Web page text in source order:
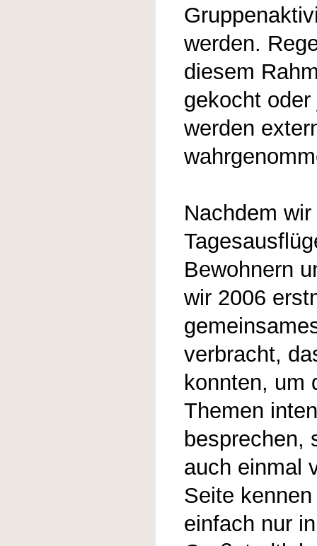
werden.
diesem
gekocht
werden
Nachdem
Bewohnern
wir 2006
verbracht,
konnten, um
Themen
besprechen,
auch einmal
Seite
einfach nur